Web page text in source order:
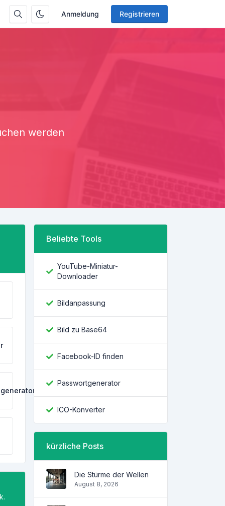
Anmeldung Registrieren
werden
Beliebte Tools
YouTube-Miniatur-
Downloader
Bildanpassung
Bild zu Base64
Facebook-ID finden
Passwortgenerator
ICO-Konverter
kürzliche Posts
Die Stürme der Wellen
August 8, 2026